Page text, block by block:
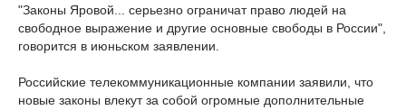
"Законы Яровой... серьезно ограничат право людей на
свободное выражение и другие основные свободы в России",
говорится в июньском заявлении.
Российские телекоммуникационные компании заявили, что
новые законы влекут за собой огромные дополнительные